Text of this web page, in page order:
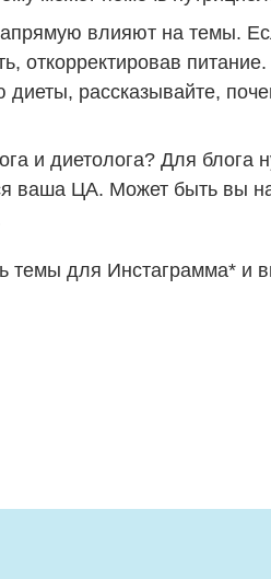
влияют на темы.
откорректировав
рассказывайте,
и диетолога? Для блога
ваша ЦА. Может быть вы
темы для Инстаграмма* и